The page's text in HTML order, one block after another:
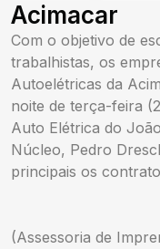
Acimacar
Com o objetivo de
trabalhistas, os
Autoelétricas da
noite de terça-feira
Auto Elétrica do
Núcleo, Pedro
principais os
(Assessoria de